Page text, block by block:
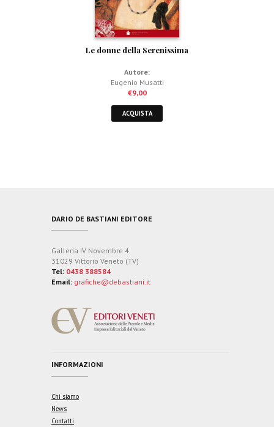
Le donne della Serenissima
Autore:
Eugenio Musatti
€9,00
ACQUISTA
DARIO DE BASTIANI EDITORE
Galleria IV Novembre 4
31029 Vittorio Veneto (TV)
Tel: 0438 388584
Email: grafiche@debastiani.it
INFORMAZIONI
Chi siamo
News
Contatti